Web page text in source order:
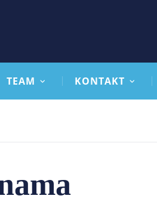
TEAM KONTAKT